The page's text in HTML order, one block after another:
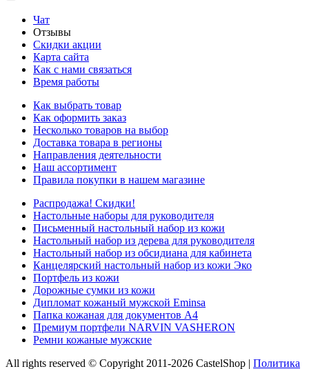
Чат
Отзывы
Скидки акции
Карта сайта
Как с нами связаться
Время работы
Как выбрать товар
Как оформить заказ
Несколько товаров на выбор
Доставка товара в регионы
Направления деятельности
Наш ассортимент
Правила покупки в нашем магазине
Распродажа! Скидки!
Настольные наборы для руководителя
Письменный настольный набор из кожи
Настольный набор из дерева для руководителя
Настольный набор из обсидиана для кабинета
Канцелярский настольный набор из кожи Эко
Портфель из кожи
Дорожные сумки из кожи
Дипломат кожаный мужской Eminsa
Папка кожаная для документов А4
Премиум портфели NARVIN VASHERON
Ремни кожаные мужские
All rights reserved © Copyright 2011-2026 CastelShop | Политика